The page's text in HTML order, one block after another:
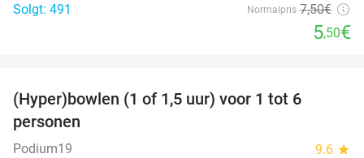
Solgt: 491
Normalpris 7,50€
5,50€
(Hyper)bowlen (1 of 1,5 uur) voor 1 tot 6
personen
Podium19 9.6 star